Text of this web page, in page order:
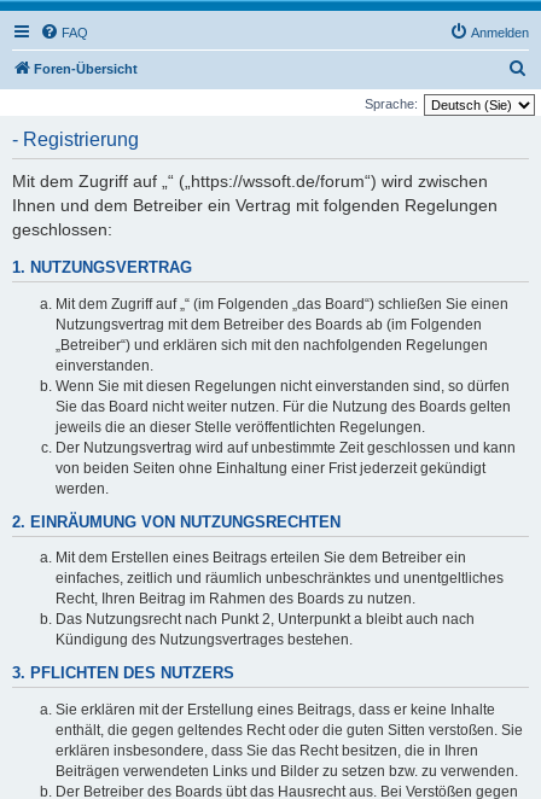
FAQ Anmelden
Foren-Übersicht
u
Sprache:
- Registrierung
Mit dem Zugriff auf „“ („https://wssoft.de/forum“) wird zwischen
Ihnen und dem Betreiber ein Vertrag mit folgenden Regelungen
geschlossen:
1. NUTZUNGSVERTRAG
Mit dem Zugriff auf „“ (im Folgenden „das Board“) schließen Sie einen
Nutzungsvertrag mit dem Betreiber des Boards ab (im Folgenden
„Betreiber“) und erklären sich mit den nachfolgenden Regelungen
einverstanden.
Wenn Sie mit diesen Regelungen nicht einverstanden sind, so dürfen
Sie das Board nicht weiter nutzen. Für die Nutzung des Boards gelten
jeweils die an dieser Stelle veröffentlichten Regelungen.
Der Nutzungsvertrag wird auf unbestimmte Zeit geschlossen und kann
von beiden Seiten ohne Einhaltung einer Frist jederzeit gekündigt
werden.
2. EINRÄUMUNG VON NUTZUNGSRECHTEN
Mit dem Erstellen eines Beitrags erteilen Sie dem Betreiber ein
einfaches, zeitlich und räumlich unbeschränktes und unentgeltliches
Recht, Ihren Beitrag im Rahmen des Boards zu nutzen.
Das Nutzungsrecht nach Punkt 2, Unterpunkt a bleibt auch nach
Kündigung des Nutzungsvertrages bestehen.
3. PFLICHTEN DES NUTZERS
Sie erklären mit der Erstellung eines Beitrags, dass er keine Inhalte
enthält, die gegen geltendes Recht oder die guten Sitten verstoßen. Sie
erklären insbesondere, dass Sie das Recht besitzen, die in Ihren
Beiträgen verwendeten Links und Bilder zu setzen bzw. zu verwenden.
Der Betreiber des Boards übt das Hausrecht aus. Bei Verstößen gegen